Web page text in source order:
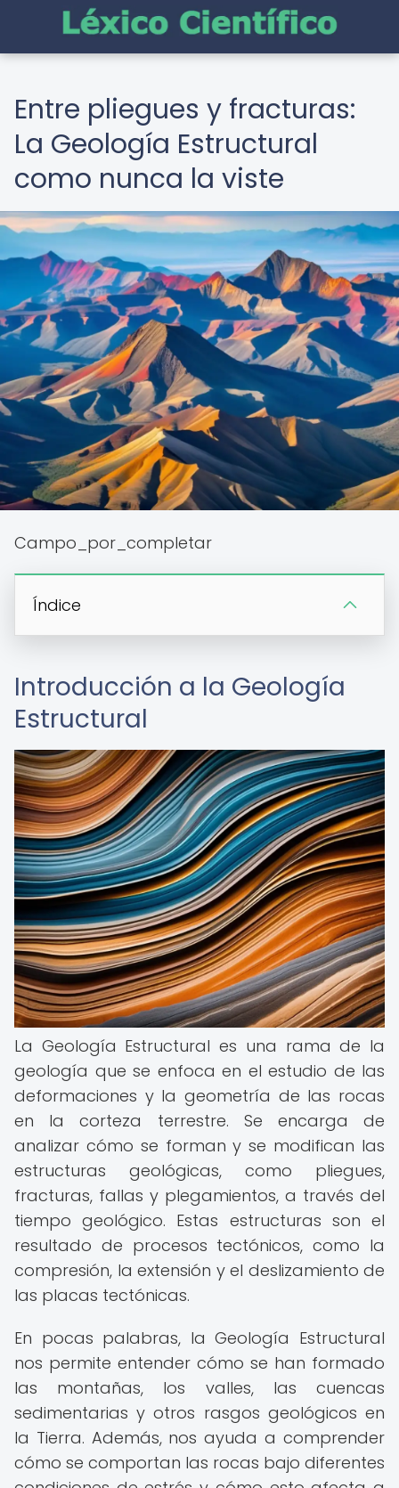
Entre pliegues y fracturas:
La Geología Estructural
como nunca la viste
Campo_por_completar
Índice
Introducción a la Geología
Estructural
La Geología Estructural es una rama de la
geología que se enfoca en el estudio de las
deformaciones y la geometría de las rocas
en la corteza terrestre. Se encarga de
analizar cómo se forman y se modifican las
estructuras geológicas, como pliegues,
fracturas, fallas y plegamientos, a través del
tiempo geológico. Estas estructuras son el
resultado de procesos tectónicos, como la
compresión, la extensión y el deslizamiento de
las placas tectónicas.
En pocas palabras, la Geología Estructural
nos permite entender cómo se han formado
las montañas, los valles, las cuencas
sedimentarias y otros rasgos geológicos en
la Tierra. Además, nos ayuda a comprender
cómo se comportan las rocas bajo diferentes